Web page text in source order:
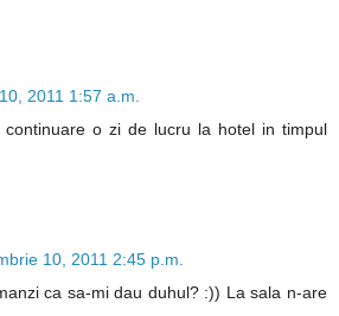
2011 1:57 a.m.
continuare o zi de lucru la hotel in timpul
10, 2011 2:45 p.m.
ca sa-mi dau duhul? :)) La sala n-are